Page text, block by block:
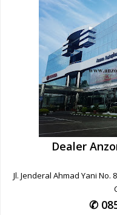
Dealer
Jl. Jenderal Ahmad Yani
✆